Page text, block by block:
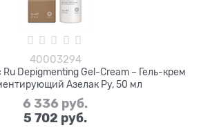
40003294
Depigmenting Gel-Cream – Гель-крем
Азелак Ру, 50 мл
6 336 руб.
5 702 руб.